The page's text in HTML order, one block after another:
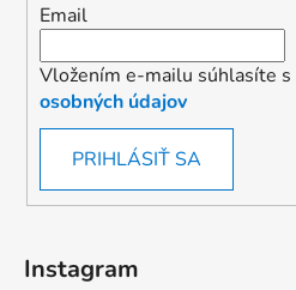
Email
Vložením e-mailu súhlasíte s
osobných údajov
PRIHLÁSIŤ SA
Instagram